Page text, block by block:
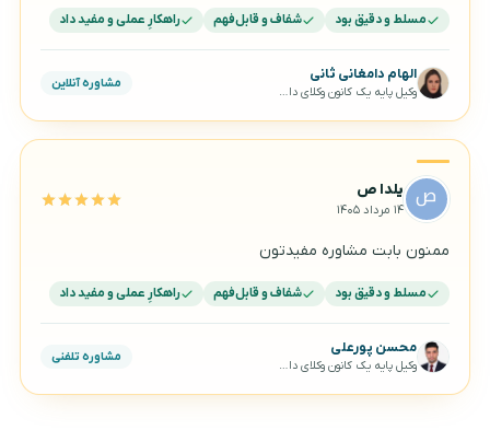
مسلط و دقیق بود شفاف و قابل‌فهم راهکارِ عملی و مفید داد
الهام دامغانی ثانی
وکیل پایه یک کانون وکلای دادگستری
مشاوره آنلاین
یلدا ص
۱۴ مرداد ۱۴۰۵
ممنون بابت مشاوره مفیدتون
مسلط و دقیق بود شفاف و قابل‌فهم راهکارِ عملی و مفید داد
محسن پورعلی
وکیل پایه یک کانون وکلای دادگستری
مشاوره تلفنی